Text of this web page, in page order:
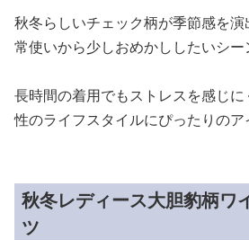
秋冬らしいチェック柄が季節感を
常使いから少しおめかししたいシー
長時間の着用でもストレスを感じ
性のライフスタイルにぴったりのア
秋冬レディース大胆豹柄ワ
ツ